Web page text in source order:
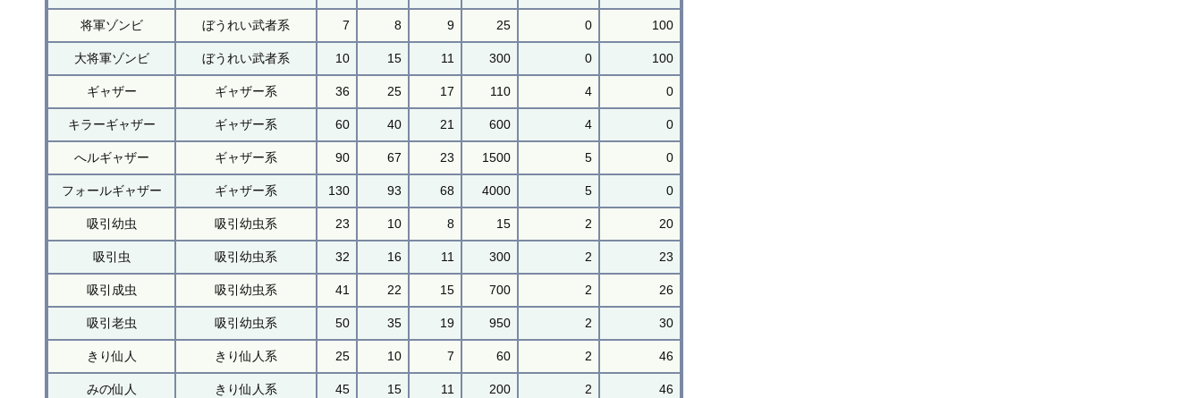
将軍ゾンビ ぼうれい武者系 7 8 9 25 0 100
大将軍ゾンビ ぼうれい武者系 10 15 11 300 0 100
ギャザー ギャザー系 36 25 17 110 4 0
キラーギャザー ギャザー系 60 40 21 600 4 0
へルギャザー ギャザー系 90 67 23 1500 5 0
フォールギャザー ギャザー系 130 93 68 4000 5 0
吸引幼虫 吸引幼虫系 23 10 8 15 2 20
吸引虫 吸引幼虫系 32 16 11 300 2 23
吸引成虫 吸引幼虫系 41 22 15 700 2 26
吸引老虫 吸引幼虫系 50 35 19 950 2 30
きり仙人 きり仙人系 25 10 7 60 2 46
みの仙人 きり仙人系 45 15 11 200 2 46